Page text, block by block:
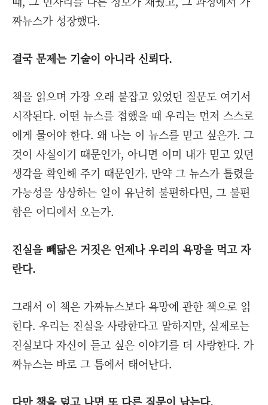
짜뉴스가 성장했다.
결국 문제는 기술이 아니라 신뢰다.
책을 읽으며 가장 오래 붙잡고 있었던 질문도 여기서
시작된다. 어떤 뉴스를 접했을 때 우리는 먼저 스스로
에게 물어야 한다. 왜 나는 이 뉴스를 믿고 싶은가. 그
것이 사실이기 때문인가, 아니면 이미 내가 믿고 있던
생각을 확인해 주기 때문인가. 만약 그 뉴스가 틀렸을
가능성을 상상하는 일이 유난히 불편하다면, 그 불편
함은 어디에서 오는가.
진실을 빼닮은 거짓은 언제나 우리의 욕망을 먹고 자
란다.
그래서 이 책은 가짜뉴스보다 욕망에 관한 책으로 읽
힌다. 우리는 진실을 사랑한다고 말하지만, 실제로는
진실보다 자신이 듣고 싶은 이야기를 더 사랑한다. 가
짜뉴스는 바로 그 틈에서 태어난다.
다만 책을 덮고 나면 또 다른 질문이 남는다.